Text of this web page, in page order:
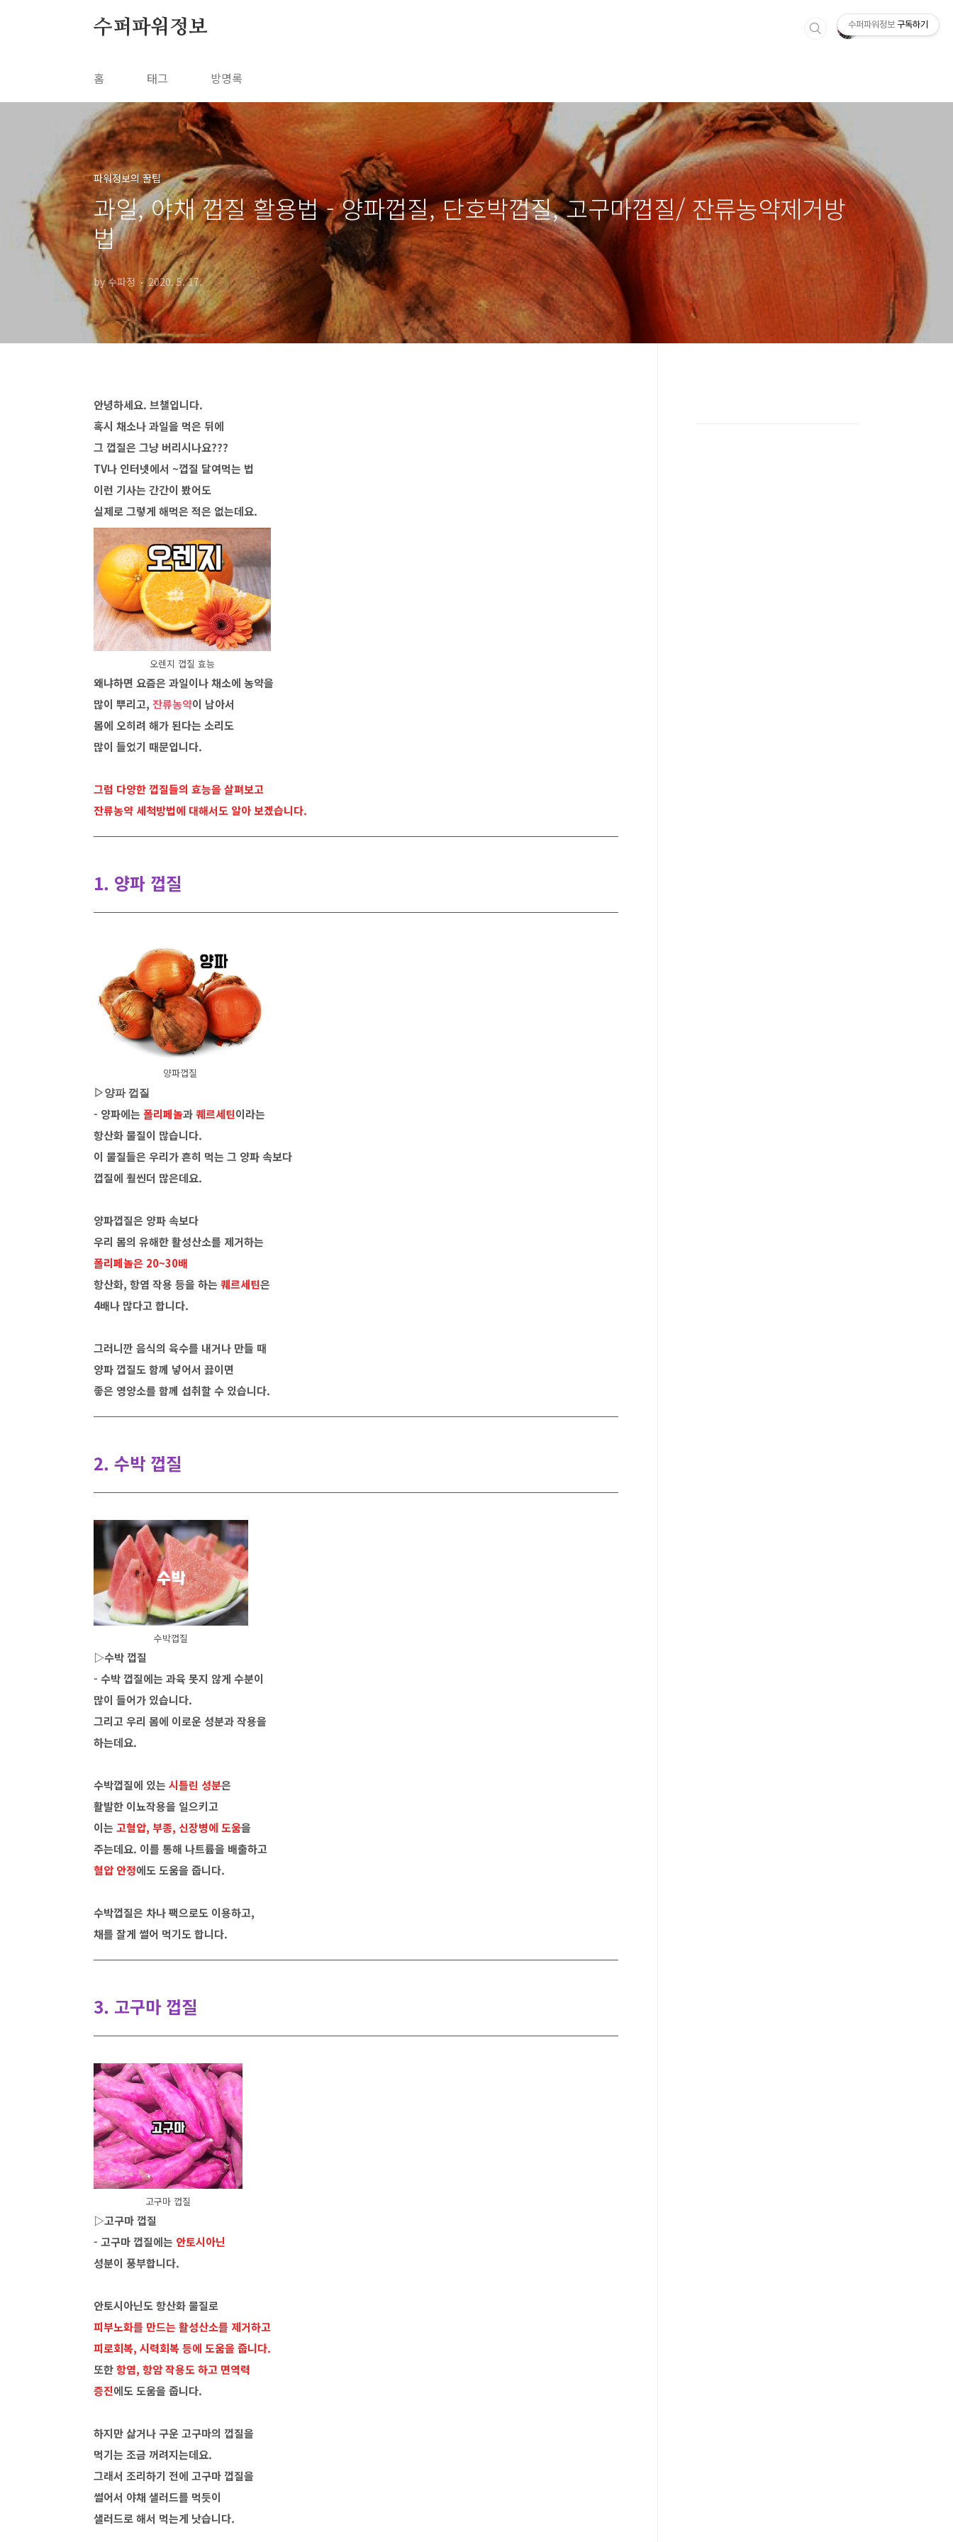
수퍼파워정보
홈 태그 방명록
파워정보의 꿀팁
과일, 야채 껍질 활용법 - 양파껍질, 단호박껍질, 고구마껍질/ 잔류농약제거방
법
by 수파정 2020. 5. 17.
안녕하세요. 브챌입니다.
혹시 채소나 과일을 먹은 뒤에
그 껍질은 그냥 버리시나요???
TV나 인터넷에서 ~껍질 달여먹는 법
이런 기사는 간간이 봤어도
실제로 그렇게 해먹은 적은 없는데요.
오렌지 껍질 효능
왜냐하면 요즘은 과일이나 채소에 농약을
많이 뿌리고, 잔류농약이 남아서
몸에 오히려 해가 된다는 소리도
많이 들었기 때문입니다.
그럼 다양한 껍질들의 효능을 살펴보고
잔류농약 세척방법에 대해서도 알아 보겠습니다.
1. 양파 껍질
양파껍질
▷양파 껍질
- 양파에는 폴리페놀과퀘르세틴이라는
항산화 물질이 많습니다.
이 물질들은 우리가 흔히 먹는 그 양파 속보다
껍질에 훨씬더 많은데요.
양파껍질은 양파 속보다
우리 몸의 유해한 활성산소를 제거하는
폴리페놀은 20~30배
항산화, 항염 작용 등을 하는 퀘르세틴은
4배나 많다고 합니다.
그러니깐 음식의 육수를 내거나 만들 때
양파 껍질도 함께 넣어서 끓이면
좋은 영양소를 함께 섭취할 수 있습니다.
2. 수박 껍질
수박껍질
▷수박 껍질
- 수박 껍질에는 과육 못지 않게 수분이
많이 들어가 있습니다.
그리고 우리 몸에 이로운 성분과 작용을
하는데요.
수박껍질에 있는 시틀린 성분은
활발한 이뇨작용을 일으키고
이는 고혈압, 부종, 신장병에 도움을
주는데요. 이를 통해 나트륨을 배출하고
혈압 안정에도 도움을 줍니다.
수박껍질은 차나 팩으로도 이용하고,
채를 잘게 썰어 먹기도 합니다.
3. 고구마 껍질
고구마 껍질
▷고구마 껍질
- 고구마 껍질에는 안토시아닌
성분이 풍부합니다.
안토시아닌도 항산화 물질로
피부노화를 만드는 활성산소를 제거하고
피로회복, 시력회복 등에 도움을 줍니다.
또한항염, 항암 작용도 하고 면역력
증진에도 도움을 줍니다.
하지만 삶거나 구운 고구마의 껍질을
먹기는 조금 꺼려지는데요.
그래서 조리하기 전에 고구마 껍질을
썰어서 야채 샐러드를 먹듯이
샐러드로 해서 먹는게 낫습니다.
수퍼파워정보 구독하기